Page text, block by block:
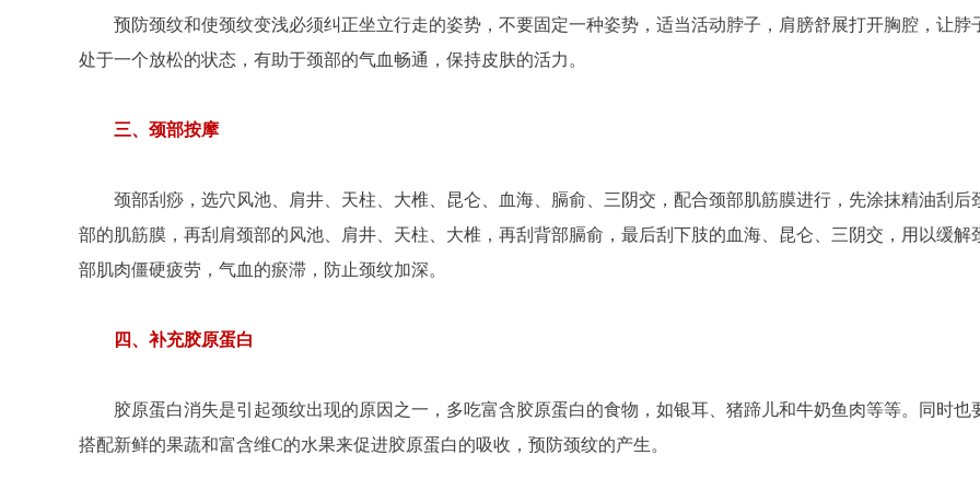
预防颈纹和使颈纹变浅必须纠正坐立行走的姿势，不要固定一种姿势，适当活动脖子，肩膀舒展打开胸腔，让脖
处于一个放松的状态，有助于颈部的气血畅通，保持皮肤的活力。
三、颈部按摩
颈部刮痧，选穴风池、肩井、天柱、大椎、昆仑、血海、膈俞、三阴交，配合颈部肌筋膜进行，先涂抹精油刮后
部的肌筋膜，再刮肩颈部的风池、肩井、天柱、大椎，再刮背部膈俞，最后刮下肢的血海、昆仑、三阴交，用以缓解
部肌肉僵硬疲劳，气血的瘀滞，防止颈纹加深。
四、补充胶原蛋白
胶原蛋白消失是引起颈纹出现的原因之一，多吃富含胶原蛋白的食物，如银耳、猪蹄儿和牛奶鱼肉等等。同时也
搭配新鲜的果蔬和富含维C的水果来促进胶原蛋白的吸收，预防颈纹的产生。